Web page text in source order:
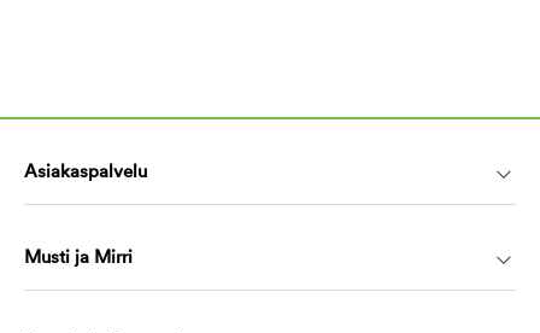
Asiakaspalvelu
Musti ja Mirri